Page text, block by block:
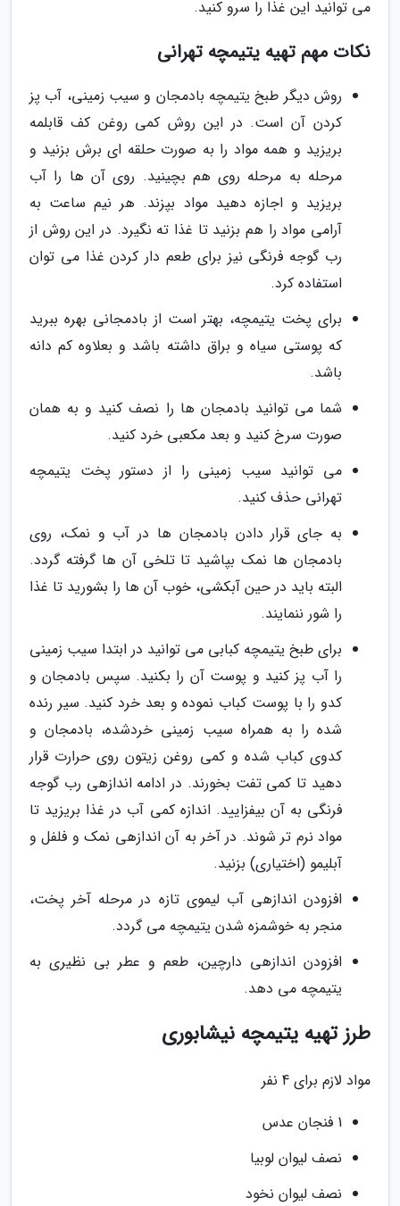
می توانید این غذا را سرو کنید.
نکات مهم تهیه یتیمچه تهرانی
روش دیگر طبخ یتیمچه بادمجان و سیب زمینی، آب پز
کردن آن است. در این روش کمی روغن کف قابلمه
بریزید و همه مواد را به صورت حلقه ای برش بزنید و
مرحله به مرحله روی هم بچینید. روی آن ها را آب
بریزید و اجازه دهید مواد بپزند. هر نیم ساعت به
آرامی مواد را هم بزنید تا غذا ته نگیرد. در این روش از
رب گوجه فرنگی نیز برای طعم دار کردن غذا می توان
استفاده کرد.
برای پخت یتیمچه، بهتر است از بادمجانی بهره ببرید
که پوستی سیاه و براق داشته باشد و بعلاوه کم دانه
باشد.
شما می توانید بادمجان ها را نصف کنید و به همان
صورت سرخ کنید و بعد مکعبی خرد کنید.
می توانید سیب زمینی را از دستور پخت یتیمچه
تهرانی حذف کنید.
به جای قرار دادن بادمجان ها در آب و نمک، روی
بادمجان ها نمک بپاشید تا تلخی آن ها گرفته گردد.
البته باید در حین آبکشی، خوب آن ها را بشورید تا غذا
را شور ننمایند.
برای طبخ یتیمچه کبابی می توانید در ابتدا سیب زمینی
را آب پز کنید و پوست آن را بکنید. سپس بادمجان و
کدو را با پوست کباب نموده و بعد خرد کنید. سیر رنده
شده را به همراه سیب زمینی خردشده، بادمجان و
کدوی کباب شده و کمی روغن زیتون روی حرارت قرار
دهید تا کمی تفت بخورند. در ادامه اندازهی رب گوجه
فرنگی به آن بیفزایید. اندازه کمی آب در غذا بریزید تا
مواد نرم تر شوند. در آخر به آن اندازهی نمک و فلفل و
آبلیمو (اختیاری) بزنید.
افزودن اندازهی آب لیموی تازه در مرحله آخر پخت،
منجر به خوشمزه شدن یتیمچه می گردد.
افزودن اندازهی دارچین، طعم و عطر بی نظیری به
یتیمچه می دهد.
طرز تهیه یتیمچه نیشابوری
مواد لازم برای 4 نفر
1 فنجان عدس
نصف لیوان لوبیا
نصف لیوان نخود